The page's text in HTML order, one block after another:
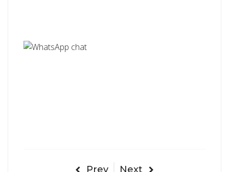
Prev Next